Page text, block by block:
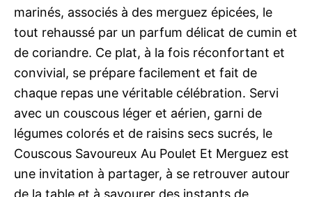
marinés, associés à des merguez épicées, le
tout rehaussé par un parfum délicat de cumin et
de coriandre. Ce plat, à la fois réconfortant et
convivial, se prépare facilement et fait de
chaque repas une véritable célébration. Servi
avec un couscous léger et aérien, garni de
légumes colorés et de raisins secs sucrés, le
Couscous Savoureux Au Poulet Et Merguez est
une invitation à partager, à se retrouver autour
de la table et à savourer des instants de